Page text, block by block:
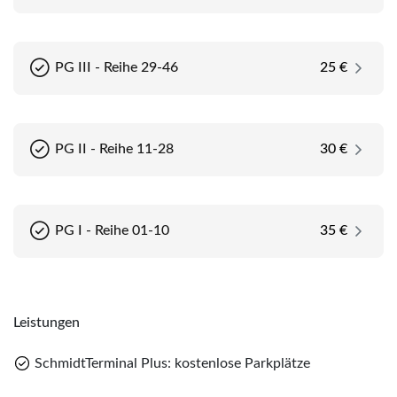
Festspielen
PG III - Reihe 29-46 25 €
PG II - Reihe 11-28 30 €
PG I - Reihe 01-10 35 €
Leistungen
SchmidtTerminal Plus: kostenlose Parkplätze